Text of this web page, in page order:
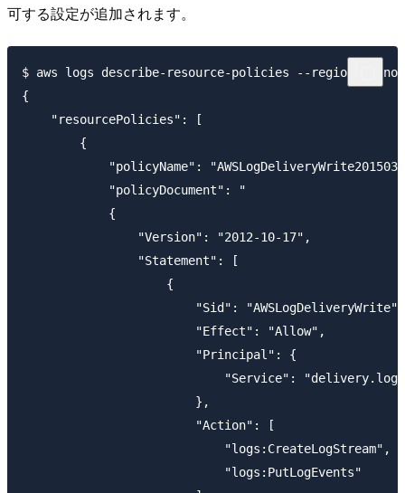
可する設定が追加されます。
$ aws logs describe-resource-policies --region ap-
{
    "resourcePolicies": [
        {
"policyName":
            "policyDocument": "
            {
                "Version": "2012-10-17",
                "Statement": [
                    {
                        "Sid": "AWSLogDeliveryWrite",
                        "Effect": "Allow",
                        "Principal": {
"Service":
                        },
                        "Action": [
                            "logs:CreateLogStream",
                            "logs:PutLogEvents"